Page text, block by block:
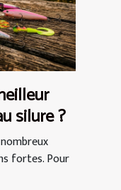
silure ?
fortes. Pour